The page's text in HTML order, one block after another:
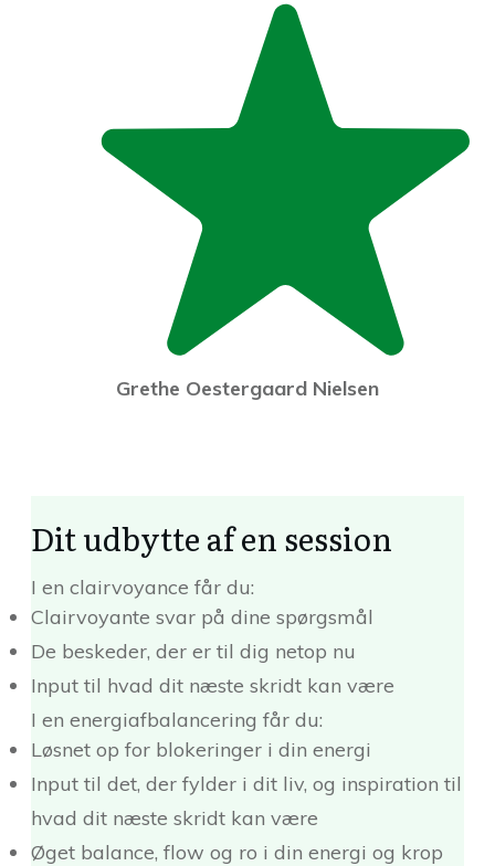
Grethe Oestergaard Nielsen
Dit udbytte af en session
I en clairvoyance får du:
Clairvoyante svar på dine spørgsmål
De beskeder, der er til dig netop nu
Input til hvad dit næste skridt kan være
I en energiafbalancering får du:
Løsnet op for blokeringer i din energi
Input til det, der fylder i dit liv, og inspiration til
hvad dit næste skridt kan være
Øget balance, flow og ro i din energi og krop